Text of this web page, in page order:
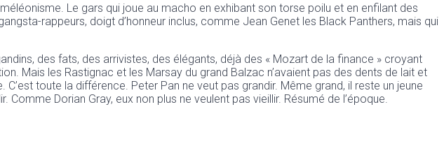
Le gars qui joue au macho en exhibant son torse poilu et en enfilant des
rappeurs, doigt d’honneur inclus, comme Jean Genet les Black Panthers, mais qui
des fats, des arrivistes, des élégants, déjà des « Mozart de la finance » croyant
Mais les Rastignac et les Marsay du grand Balzac n’avaient pas des dents de lait et
toute la différence. Peter Pan ne veut pas grandir. Même grand, il reste un jeune
Dorian Gray, eux non plus ne veulent pas vieillir. Résumé de l’époque.